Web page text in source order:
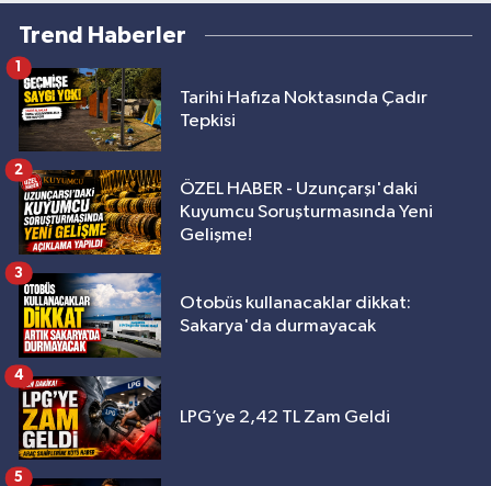
Trend Haberler
Tarihi Hafıza Noktasında Çadır
Tepkisi
1
ÖZEL HABER - Uzunçarşı'daki
Kuyumcu Soruşturmasında Yeni
Gelişme!
2
Otobüs kullanacaklar dikkat:
Sakarya'da durmayacak
3
LPG’ye 2,42 TL Zam Geldi
4
5